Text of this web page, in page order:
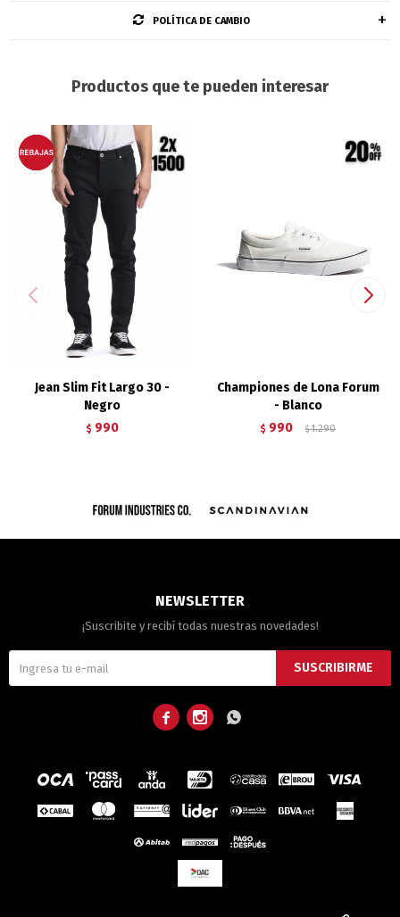
POLÍTICA DE CAMBIO
Productos que te pueden interesar
Jean Slim Fit Largo 30 -
Negro
$ 990
Championes de Lona Forum
- Blanco
$ 990 $ 1.290
NEWSLETTER
¡Suscribite y recibí todas nuestras novedades!
SUSCRIBIRME
  